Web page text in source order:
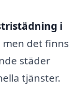
i
det finns
städer
tjänster.